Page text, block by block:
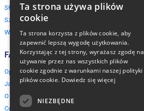
Słowacja
Szwajcaria
Włochy
FAQ
Opinie naszych klientów
Jak rezerwować?
O EuropeMountains.com
Cookies, Prywatność, Bezpieczeństwo
Ta strona używa plików
cookie
Ta strona korzysta z plików cookie, aby
zapewnić lepszą wygodę użytkowania.
Korzystając z tej strony, wyrażasz zgodę na
używanie przez nas wszystkich plików
cookie zgodnie z warunkami naszej polityki
plików cookie. Dowiedz się więcej
NIEZBĘDNE